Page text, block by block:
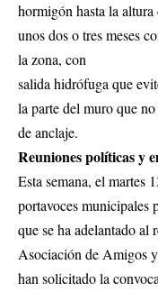
hormigón hasta la
unos dos o tres meses
la zona, con
salida hidrófuga que
la parte del muro que
de anclaje.
Reuniones políticas y
Esta semana, el martes
portavoces municipales
que se ha adelantado
Asociación de Amigos
han solicitado la